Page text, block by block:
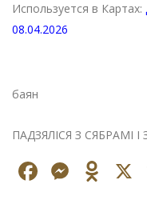
Используется в Картах:
08.04.2026
баян
ПАДЗЯЛІСЯ З СЯБРАМІ